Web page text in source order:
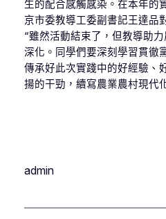
生的配合感觸感染。在本年的
京市委教導工委副書記王達品
“雖然活動結束了，但教導助
深化。同學們要深刻學習貫徹
傳承好此次實踐中的好經驗、
揚的干勁，續寫農業農村現代
admin